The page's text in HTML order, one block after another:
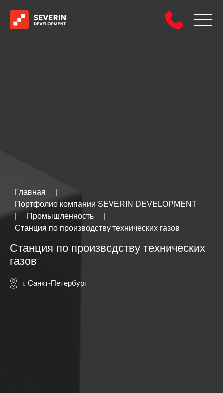
Главная
Портфолио компании SEVERIN DEVELOPMENT
Промышленность
Станция по производству технических газов
Станция по производству технических
газов
г. Санкт-Петербург